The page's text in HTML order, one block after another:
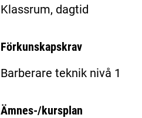
Klassrum, dagtid
Förkunskapskrav
Barberare teknik nivå 1
Ämnes-/kursplan